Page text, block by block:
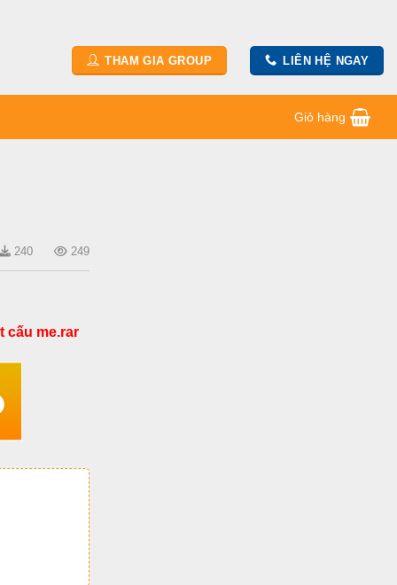
THAM GIA GROUP LIÊN HỆ NGAY
Giỏ hàng
240 249
cấu me.rar